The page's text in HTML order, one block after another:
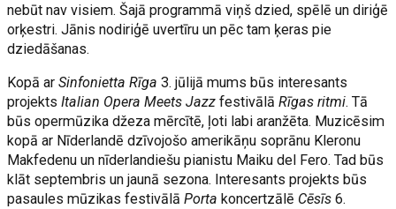
nebūt nav visiem. Šajā programmā viņš dzied, spēlē un diriģē
orķestri. Jānis nodiriģē uvertīru un pēc tam ķeras pie
dziedāšanas.
Kopā arSinfonietta Rīga 3. jūlijā mums būs interesants
projekts Italian Opera Meets Jazz festivālāRīgas ritmi. Tā
būs opermūzika džeza mērcītē, ļoti labi aranžēta. Muzicēsim
kopā ar Nīderlandē dzīvojošo amerikāņu soprānu Kleronu
Makfedenu un nīderlandiešu pianistu Maiku del Fero. Tad būs
klāt septembris un jaunā sezona. Interesants projekts būs
pasaules mūzikas festivālāPorta koncertzālē Cēsīs 6.